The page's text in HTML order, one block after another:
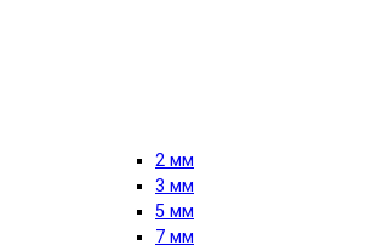
2 мм
3 мм
5 мм
7 мм